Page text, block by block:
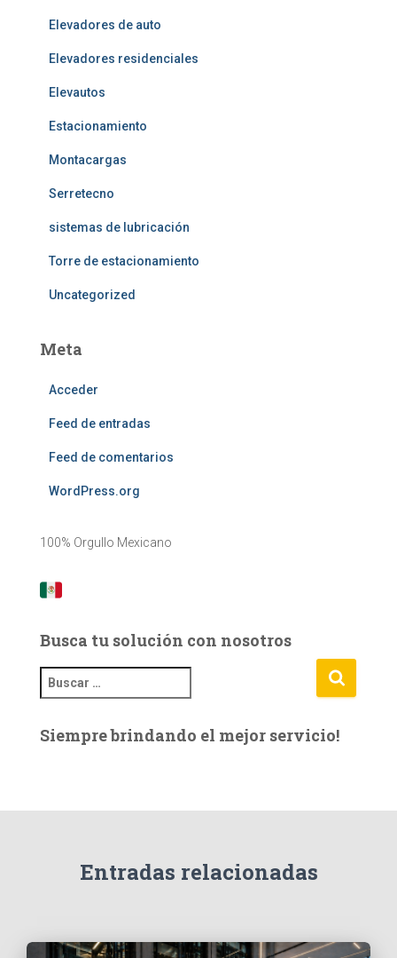
Elevadores de auto
Elevadores residenciales
Elevautos
Estacionamiento
Montacargas
Serretecno
sistemas de lubricación
Torre de estacionamiento
Uncategorized
Meta
Acceder
Feed de entradas
Feed de comentarios
WordPress.org
100% Orgullo Mexicano
Busca tu solución con nosotros
u
c
Siempre brindando el mejor servicio!
Entradas relacionadas